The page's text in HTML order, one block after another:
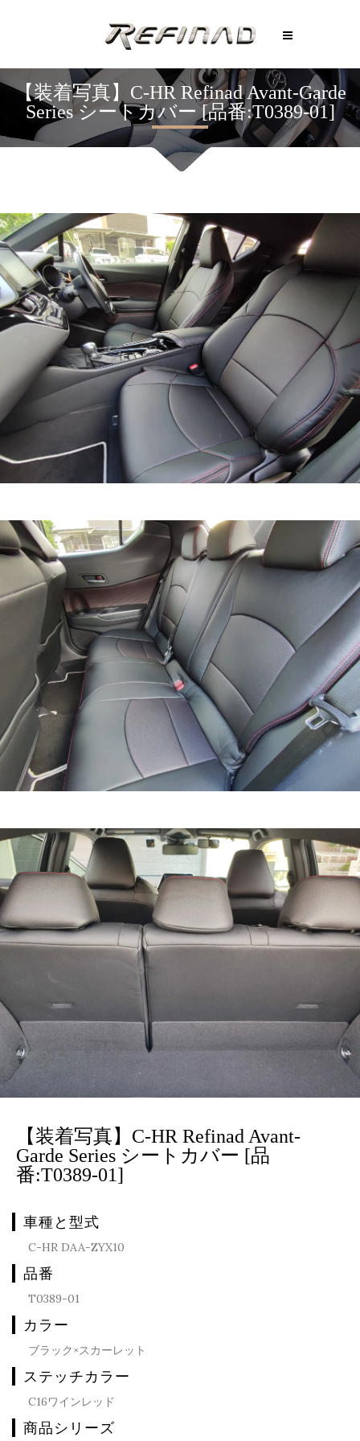
【装着写真】C-HR Refinad Avant-Garde
Series シートカバー [品番:T0389-01]
【装着写真】C-HR Refinad Avant-
Garde Series シートカバー [品
番:T0389-01]
車種と型式
C-HR DAA-ZYX10
品番
T0389-01
カラー
ブラック×スカーレット
ステッチカラー
C16ワインレッド
商品シリーズ